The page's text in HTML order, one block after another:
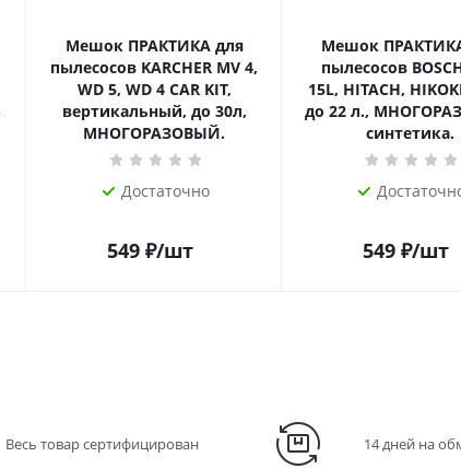
Мешок ПРАКТИКА для
пылесосов KARCHER MV 4,
WD 5, WD 4 CAR KIT,
вертикальный, до 30л,
МНОГОРАЗОВЫЙ.
Достаточно
549 ₽/шт
Мешок
пылесосов
15L, HITACH,
до 22 л.,
синтетика.
549 ₽/шт
Весь товар сертифицирован 14 дней на